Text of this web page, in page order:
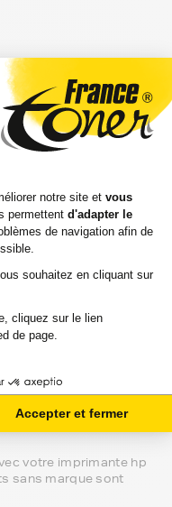
pour hp
le plus bas.
000 références de
hp laserjet-
notre mission reste
rapport qualité
laserjet-pro-mfp-m.
choisir entre 3
toners hp
la livraison en point
garantis 2 ans. 100%
hp laserjet-pro-mfp-
qualité et prix et
compatibles, noir
le modèle et la
votre imprimante hp
sans marque sont